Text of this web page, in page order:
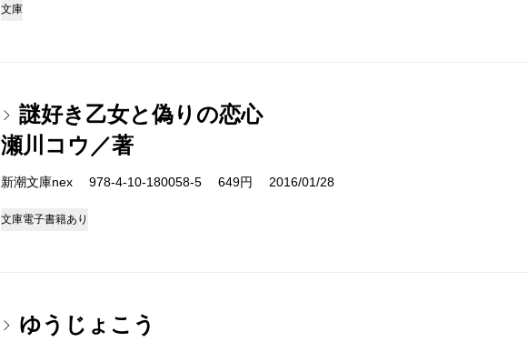
文庫
謎好き乙女と偽りの恋心
瀬川コウ／著
新潮文庫nex 978-4-10-180058-5 649円 2016/01/28
文庫電子書籍あり
ゆうじょこう